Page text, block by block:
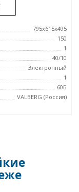
795х615х495
150
1
40/10
Электронный
1
60Б
VALBERG (Россия)